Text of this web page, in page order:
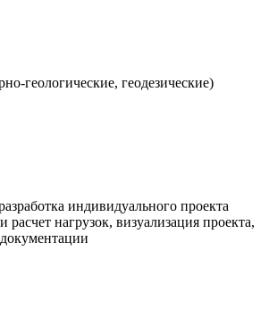
геологические, геодезические)
индивидуального проекта
нагрузок, визуализация проекта,